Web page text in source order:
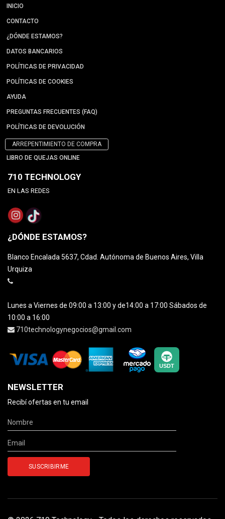
INICIO
CONTACTO
¿DÓNDE ESTAMOS?
DATOS BANCARIOS
POLÍTICAS DE PRIVACIDAD
POLÍTICAS DE COOKIES
AYUDA
PREGUNTAS FRECUENTES (FAQ)
POLÍTICAS DE DEVOLUCIÓN
ARREPENTIMIENTO DE COMPRA
LIBRO DE QUEJAS ONLINE
710 TECHNOLOGY
EN LAS REDES
¿DÓNDE ESTAMOS?
Blanco Encalada 5637, Cdad. Autónoma de Buenos Aires, Villa
Urquiza
Lunes a Viernes de 09:00 a 13:00 y de14:00 a 17:00 Sábados de
10:00 a 16:00
710technologynegocios@gmail.com
NEWSLETTER
Recibí ofertas en tu email